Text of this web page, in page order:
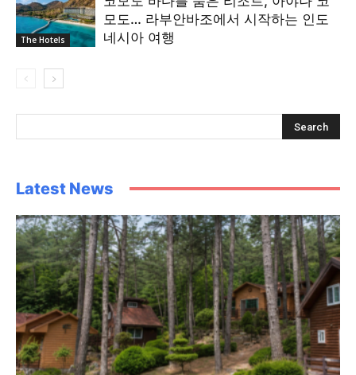
The Hotels
모도… 라부안바조에서 시작하는 인도
네시아 여행
Latest News